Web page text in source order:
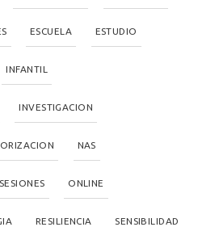
ESCUELA ESTUDIO
INFANTIL
INVESTIGACION
NAS
ONLINE
RESILIENCIA SENSIBILIDAD